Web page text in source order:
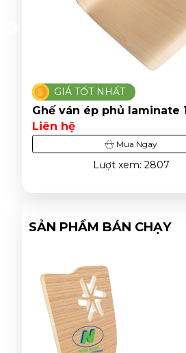
GIÁ TỐT NHẤT
Ghế ván ép phủ laminate 1
Liên hệ
Mua Ngay
Lượt xem: 2807
SẢN PHẨM BÁN CHẠY